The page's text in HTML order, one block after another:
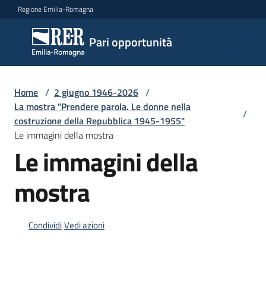
Vai al contenuto
Vai alla navigazione
Vai al footer
Regione Emilia-Romagna
Pari opportunità
Pari
opportunità
Argomenti
Novità
Servizi
Leggi
Home / 2 giugno 1946-2026 /
La mostra "Prendere parola. Le donne nella
costruzione della Repubblica 1945-1955"
/
Le immagini della mostra
Le immagini della
mostra
CondividiVedi azioni